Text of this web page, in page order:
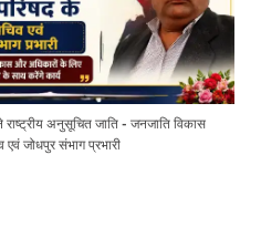
अनुसूचित जाति - जनजाति विकास
जोधपुर संभाग प्रभारी